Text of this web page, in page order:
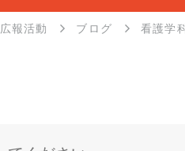
広報活動 ブログ 看護学